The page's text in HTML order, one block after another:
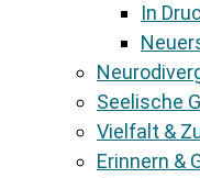
In
Seelische
Vielfalt &
Erinnern &